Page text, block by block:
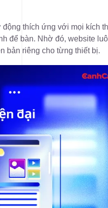
động thích ứng với mọi kích
để bàn. Nhờ đó, website
bản riêng cho từng thiết bị.